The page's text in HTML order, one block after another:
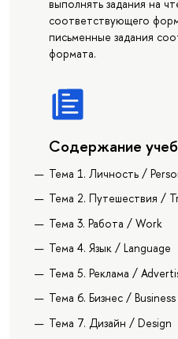
выполнять задания на
соответствующего
письменные задания
формата.
Содержание
Тема 1. Личность /
Тема 2. Путешествия /
Тема 3. Работа / Work
Тема 4. Язык / Language
Тема 5. Реклама /
Тема 6. Бизнес / Business
Тема 7. Дизайн / Design